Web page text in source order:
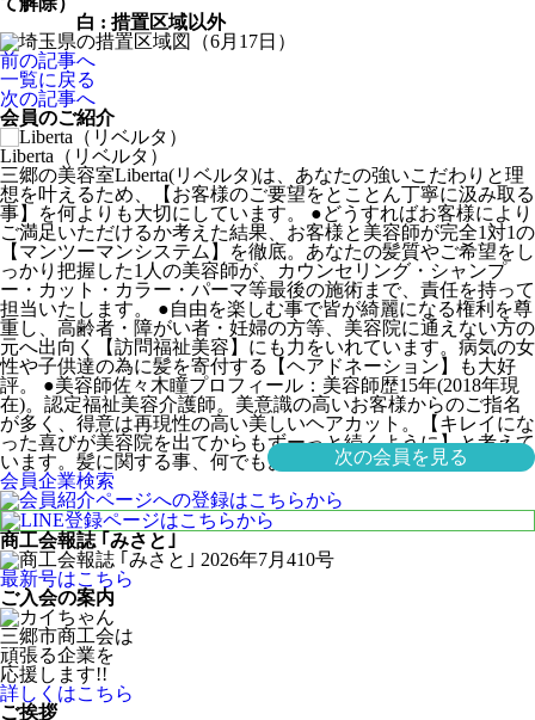
白 : 措置区域以外
前の記事へ
一覧に戻る
次の記事へ
会員のご紹介
Liberta（リベルタ）
三郷の美容室Liberta(リベルタ)は、あなたの強いこだわりと理
想を叶えるため、【お客様のご要望をとことん丁寧に汲み取る
事】を何よりも大切にしています。 ●どうすればお客様により
ご満足いただけるか考えた結果、お客様と美容師が完全1対1の
【マンツーマンシステム】を徹底。あなたの髪質やご希望をし
っかり把握した1人の美容師が、カウンセリング・シャンプ
ー・カット・カラー・パーマ等最後の施術まで、責任を持って
担当いたします。 ●自由を楽しむ事で皆が綺麗になる権利を尊
重し、高齢者・障がい者・妊婦の方等、美容院に通えない方の
元へ出向く【訪問福祉美容】にも力をいれています。病気の女
性や子供達の為に髪を寄付する【ヘアドネーション】も大好
評。 ●美容師佐々木瞳プロフィール：美容師歴15年(2018年現
在)。認定福祉美容介護師。美意識の高いお客様からのご指名
が多く、得意は再現性の高い美しいヘアカット。【キレイにな
った喜びが美容院を出てからもずーっと続くように】と考えて
います。髪に関する事、何でもお気軽にご相談ください。
トーサイ不動産株式会社
住まいに関することならなんでもご相談ください 売りたい・
買いたい・貸したい・借りたい・直したい 三郷市内はモチロ
ンそれ以外でも 経験豊富なスタッフが親切丁寧に対応させて
いただきます！
次の会員を見る
会員企業検索
商工会報誌 ｢みさと｣
最新号はこちら
ご入会の案内
三郷市商工会は
頑張る企業を
応援します!!
詳しくはこちら
ご挨拶